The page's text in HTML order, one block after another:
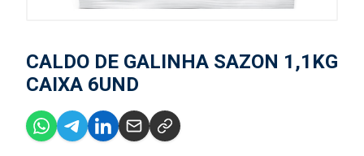
CALDO DE GALINHA SAZON 1,1KG
CAIXA 6UND